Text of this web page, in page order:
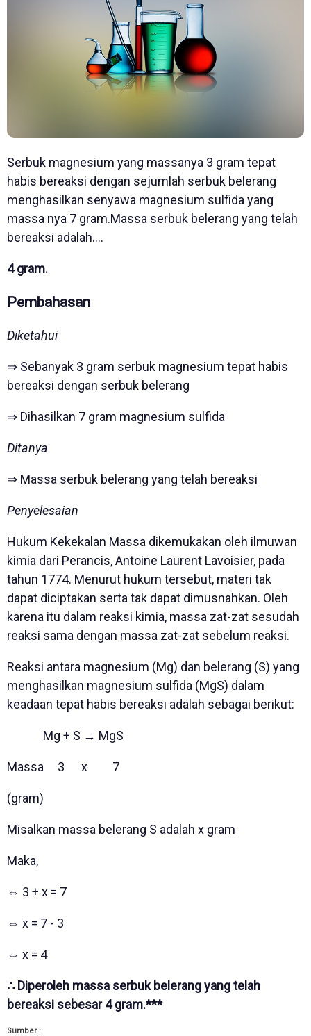
Serbuk magnesium yang massanya 3 gram tepat
habis bereaksi dengan sejumlah serbuk belerang
menghasilkan senyawa magnesium sulfida yang
massa nya 7 gram.Massa serbuk belerang yang telah
bereaksi adalah....
4 gram.
Pembahasan
Diketahui
⇒ Sebanyak 3 gram serbuk magnesium tepat habis
bereaksi dengan serbuk belerang
⇒ Dihasilkan 7 gram magnesium sulfida
Ditanya
⇒ Massa serbuk belerang yang telah bereaksi
Penyelesaian
Hukum Kekekalan Massa dikemukakan oleh ilmuwan
kimia dari Perancis, Antoine Laurent Lavoisier, pada
tahun 1774. Menurut hukum tersebut, materi tak
dapat diciptakan serta tak dapat dimusnahkan. Oleh
karena itu dalam reaksi kimia, massa zat-zat sesudah
reaksi sama dengan massa zat-zat sebelum reaksi.
Reaksi antara magnesium (Mg) dan belerang (S) yang
menghasilkan magnesium sulfida (MgS) dalam
keadaan tepat habis bereaksi adalah sebagai berikut:
Mg + S → MgS
Massa 3 x 7
(gram)
Misalkan massa belerang S adalah x gram
Maka,
⇔ 3 + x = 7
⇔ x = 7 - 3
⇔ x = 4
∴ Diperoleh massa serbuk belerang yang telah
bereaksi sebesar 4 gram.***
Sumber :